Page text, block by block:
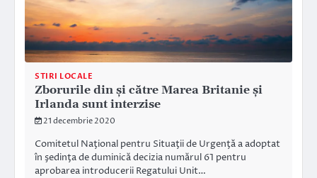
STIRI LOCALE
Zborurile din și către Marea Britanie și
Irlanda sunt interzise
21 decembrie 2020
Comitetul Naţional pentru Situaţii de Urgenţă a adoptat
în şedinţa de duminică decizia numărul 61 pentru
aprobarea introducerii Regatului Unit…